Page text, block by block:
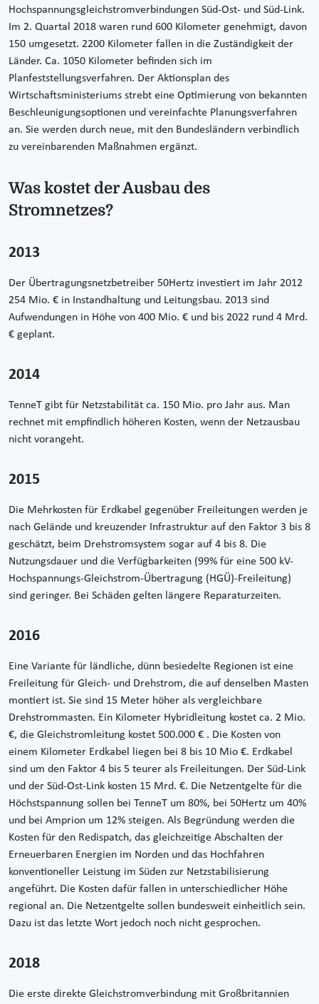
Hochspannungsgleichstromverbindungen Süd-Ost- und Süd-Link.
Im 2. Quartal 2018 waren rund 600 Kilometer genehmigt, davon
150 umgesetzt. 2200 Kilometer fallen in die Zuständigkeit der
Länder. Ca. 1050 Kilometer befinden sich im
Planfeststellungsverfahren. Der Aktionsplan des
Wirtschaftsministeriums strebt eine Optimierung von bekannten
Beschleunigungsoptionen und vereinfachte Planungsverfahren
an. Sie werden durch neue, mit den Bundesländern verbindlich
zu vereinbarenden Maßnahmen ergänzt.
Was kostet der Ausbau des
Stromnetzes?
2013
Der Übertragungsnetzbetreiber 50Hertz investiert im Jahr 2012
254 Mio. € in Instandhaltung und Leitungsbau. 2013 sind
Aufwendungen in Höhe von 400 Mio. € und bis 2022 rund 4 Mrd.
€ geplant.
2014
TenneT gibt für Netzstabilität ca. 150 Mio. pro Jahr aus. Man
rechnet mit empfindlich höheren Kosten, wenn der Netzausbau
nicht vorangeht.
2015
Die Mehrkosten für Erdkabel gegenüber Freileitungen werden je
nach Gelände und kreuzender Infrastruktur auf den Faktor 3 bis 8
geschätzt, beim Drehstromsystem sogar auf 4 bis 8. Die
Nutzungsdauer und die Verfügbarkeiten (99% für eine 500 kV-
Hochspannungs-Gleichstrom-Übertragung (HGÜ)-Freileitung)
sind geringer. Bei Schäden gelten längere Reparaturzeiten.
2016
Eine Variante für ländliche, dünn besiedelte Regionen ist eine
Freileitung für Gleich- und Drehstrom, die auf denselben Masten
montiert ist. Sie sind 15 Meter höher als vergleichbare
Drehstrommasten. Ein Kilometer Hybridleitung kostet ca. 2 Mio.
€, die Gleichstromleitung kostet 500.000 € . Die Kosten von
einem Kilometer Erdkabel liegen bei 8 bis 10 Mio €. Erdkabel
sind um den Faktor 4 bis 5 teurer als Freileitungen. Der Süd-Link
und der Süd-Ost-Link kosten 15 Mrd. €. Die Netzentgelte für die
Höchstspannung sollen bei TenneT um 80%, bei 50Hertz um 40%
und bei Amprion um 12% steigen. Als Begründung werden die
Kosten für den Redispatch, das gleichzeitige Abschalten der
Erneuerbaren Energien im Norden und das Hochfahren
konventioneller Leistung im Süden zur Netzstabilisierung
angeführt. Die Kosten dafür fallen in unterschiedlicher Höhe
regional an. Die Netzentgelte sollen bundesweit einheitlich sein.
Dazu ist das letzte Wort jedoch noch nicht gesprochen.
2018
Die erste direkte Gleichstromverbindung mit Großbritannien